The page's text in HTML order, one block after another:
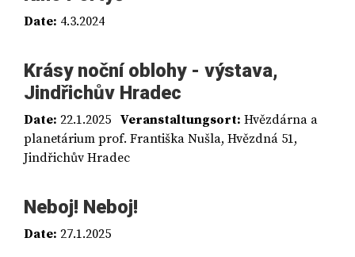
Date: 4.3.2024
Krásy noční oblohy - výstava,
Jindřichův Hradec
Date: 22.1.2025 Veranstaltungsort: Hvězdárna a
planetárium prof. Františka Nušla, Hvězdná 51,
Jindřichův Hradec
Neboj! Neboj!
Date: 27.1.2025